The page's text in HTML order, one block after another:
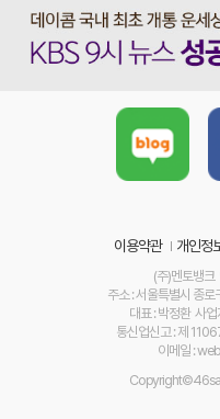
이용약관 개인정
(주)멘토뱅
주소 : 서울특별시 종
대표 : 박정환 사
통신업신고 : 제
이메일 :